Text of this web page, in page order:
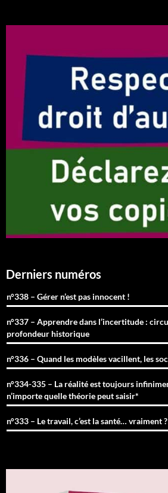
Derniers numéros
n°338 – Gérer n’est pas innocent !
n°337 – Apprendre dans l’incertitude :
profondeur historique
n°336 – Quand les modèles vacillent, les
n°334-335 – La réalité est toujours
n’importe quelle théorie peut saisir*
n°333 – Le travail, c’est la santé… vraiment ?